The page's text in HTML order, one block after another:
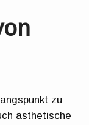
zu
ästhetische